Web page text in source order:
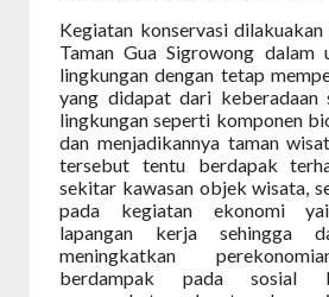
Kegiatan konservasi
Taman Gua Sigrowong dalam
lingkungan dengan tetap
yang didapat dari keberadaan
lingkungan seperti komponen
dan menjadikannya taman
tersebut tentu berdapak
sekitar kawasan objek wisata,
pada kegiatan ekonomi
lapangan kerja sehingga
meningkatkan
berdampak pada sosial